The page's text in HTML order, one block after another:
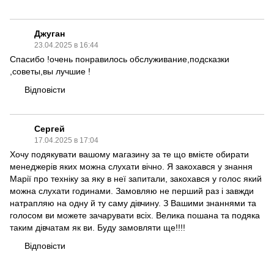
Джуган
23.04.2025 в 16:44
Спасибо !очень понравилось обслуживание,подсказки
,советы,вы лучшие !
Відповісти
Сергей
17.04.2025 в 17:04
Хочу подякувати вашому магазину за те що вмієте обирати
менеджерів яких можна слухати вічно. Я закохався у знання
Марії про техніку за яку в неї запитали, закохався у голос який
можна слухати годинами. Замовляю не перший раз і завжди
натрапляю на одну й ту саму дівчину. З Вашими знаннями та
голосом ви можете зачарувати всіх. Велика пошана та подяка
таким дівчатам як ви. Буду замовляти ще!!!!
Відповісти